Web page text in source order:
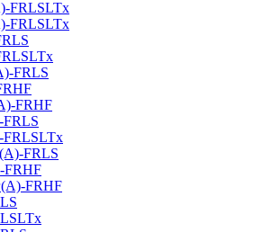
FRLSLTx
FRLSLTx
FRLS
FRHF
FRLS
FRHF